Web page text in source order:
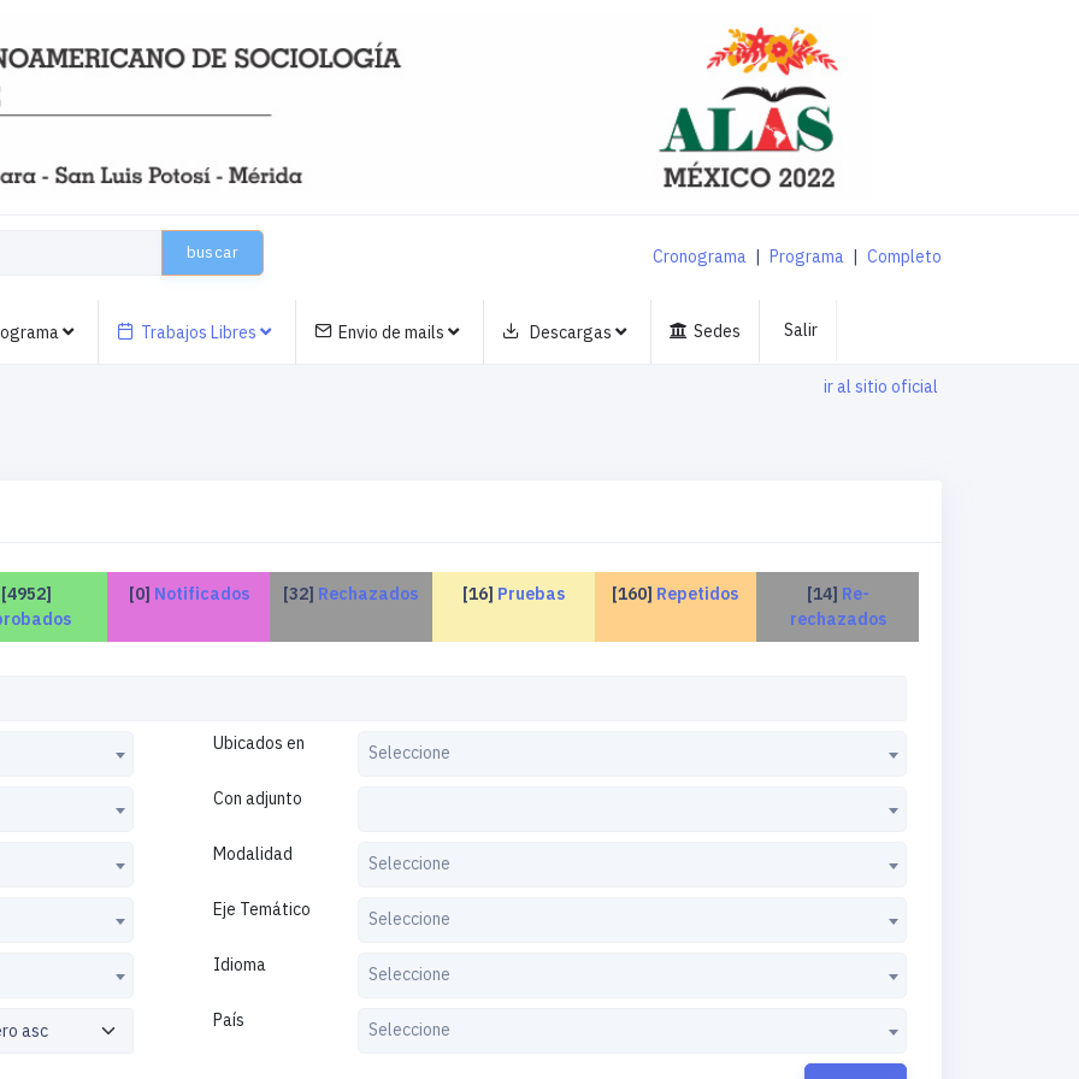
buscar Cronograma | Programa | Completo
Trabajos Libres Envio de mails Descargas Sedes Salir
ir al sitio oficial
[4952]
[0] Notificados [32] Rechazados [16] Pruebas [160] Repetidos [14] Re-
rechazados
Ubicados en Seleccione
Con adjunto
Modalidad Seleccione
Eje Temático Seleccione
Idioma Seleccione
País Seleccione